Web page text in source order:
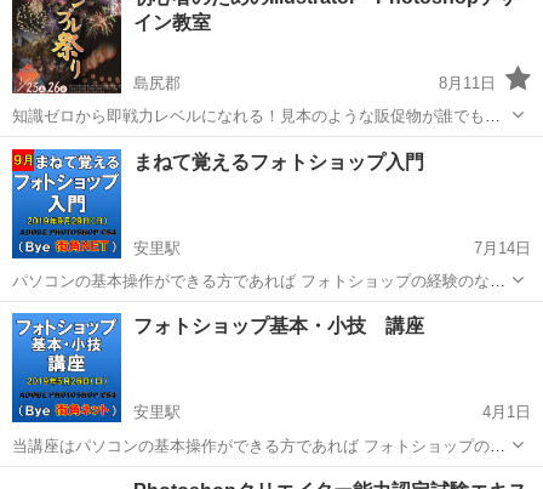
イン教室
島尻郡
8月11日
知識ゼロから即戦力レベルになれる！見本のような販促物が誰でも作
れるようになります！ 【体験募集のお知らせ】 ・「illustratorや
Photoshopを学びたいけど、独学では難しい…」 ・「チラシを作成し
たいけど、外...
沖縄 島尻郡 Photoshop illustrator
まねて覚えるフォトショップ入門
安里駅
7月14日
パソコンの基本操作ができる方であれば フォトショップの経験のない
人でも基本的な使い方と、 ３分程度の小技をまねしていただく事で 初
心者でも簡単に、写真加工が体験できます。 パソコンは「習うより慣
沖縄 那覇市 安里駅 Photoshop
フォトショップ基本・小技 講座
安里駅
4月1日
当講座はパソコンの基本操作ができる方であれば フォトショップの経
験のない人でも基本的な使い方と、 各技・慣れれば３分程度の小技を
Photoshop